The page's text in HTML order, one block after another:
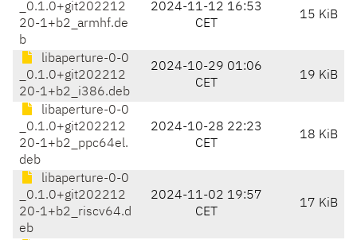
_0.1.0+git202212
20-1+b2_armhf.de
b
2024-11-12 16:53
CET
15 KiB
libaperture-0-0
_0.1.0+git202212
20-1+b2_i386.deb
2024-10-29 01:06
CET
19 KiB
libaperture-0-0
_0.1.0+git202212
20-1+b2_ppc64el.
deb
2024-10-28 22:23
CET
18 KiB
libaperture-0-0
_0.1.0+git202212
20-1+b2_riscv64.d
eb
2024-11-02 19:57
CET
17 KiB